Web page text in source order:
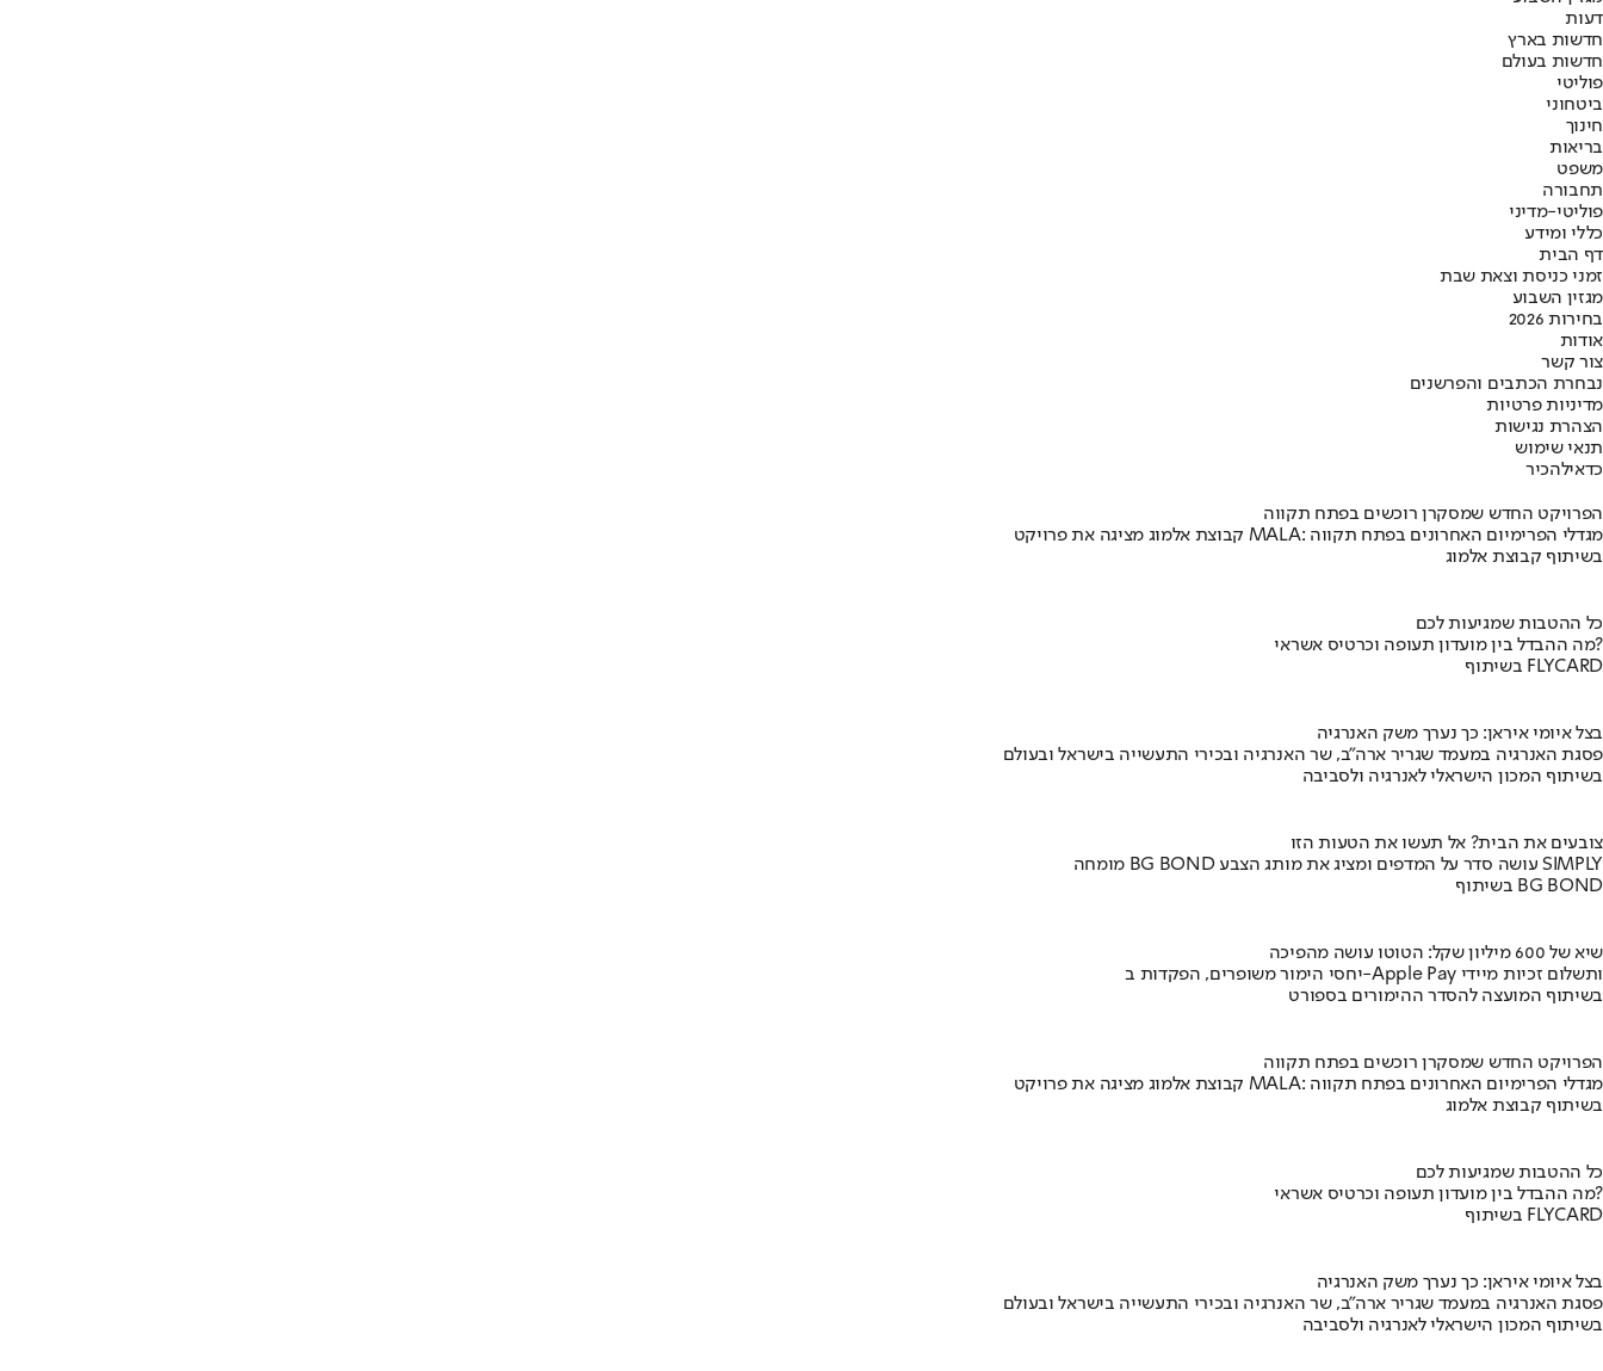
דעות
חדשות בארץ
חדשות בעולם
פוליטי
ביטחוני
חינוך
בריאות
משפט
תחבורה
פוליטי-מדיני
כללי ומידע
דף הבית
זמני כניסת וצאת שבת
מגזין השבוע
בחירות 2026
אודות
צור קשר
נבחרת הכתבים והפרשנים
מדיניות פרטיות
הצהרת נגישות
תנאי שימוש
כדאילהכיר
הפרויקט החדש שמסקרן רוכשים בפתח תקווה
קבוצת אלמוג מציגה את פרויקט MALA: מגדלי הפרימיום האחרונים בפתח תקווה
בשיתוף קבוצת אלמוג
כל ההטבות שמגיעות לכם
מה ההבדל בין מועדון תעופה וכרטיס אשראי?
בשיתוף FLYCARD
בצל איומי איראן: כך נערך משק האנרגיה
פסגת האנרגיה במעמד שגריר ארה"ב, שר האנרגיה ובכירי התעשייה בישראל ובעולם
בשיתוף המכון הישראלי לאנרגיה ולסביבה
צובעים את הבית? אל תעשו את הטעות הזו
מומחה BG BOND עושה סדר על המדפים ומציג את מותג הצבע SIMPLY
בשיתוף BG BOND
שיא של 600 מיליון שקל: הטוטו עושה מהפיכה
יחסי הימור משופרים, הפקדות ב-Apple Pay ותשלום זכיות מיידי
בשיתוף המועצה להסדר ההימורים בספורט
הפרויקט החדש שמסקרן רוכשים בפתח תקווה
קבוצת אלמוג מציגה את פרויקט MALA: מגדלי הפרימיום האחרונים בפתח תקווה
בשיתוף קבוצת אלמוג
כל ההטבות שמגיעות לכם
מה ההבדל בין מועדון תעופה וכרטיס אשראי?
בשיתוף FLYCARD
בצל איומי איראן: כך נערך משק האנרגיה
פסגת האנרגיה במעמד שגריר ארה"ב, שר האנרגיה ובכירי התעשייה בישראל ובעולם
בשיתוף המכון הישראלי לאנרגיה ולסביבה